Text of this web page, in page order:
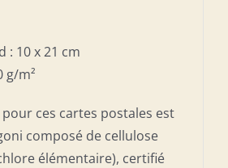
: 10 x 21 cm
g/m²
ces cartes postales est
composé de cellulose
élémentaire), certifié